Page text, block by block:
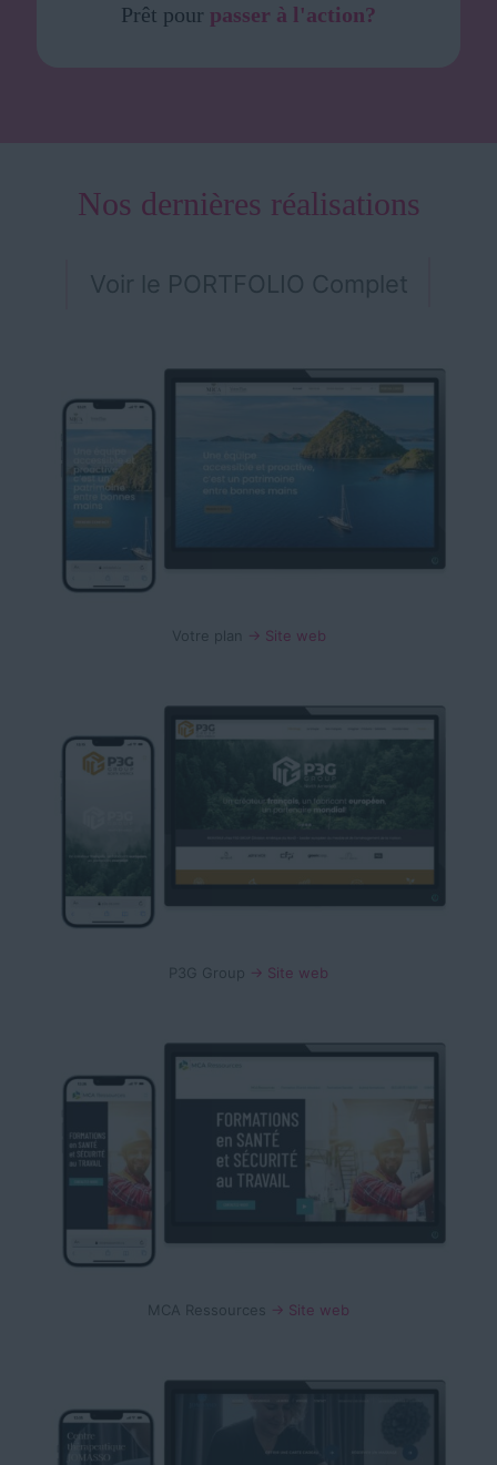
Prêt pour passer à l'action?
Nos dernières réalisations
Voir le PORTFOLIO Complet
Votre plan → Site web
P3G Group → Site web
MCA Ressources → Site web